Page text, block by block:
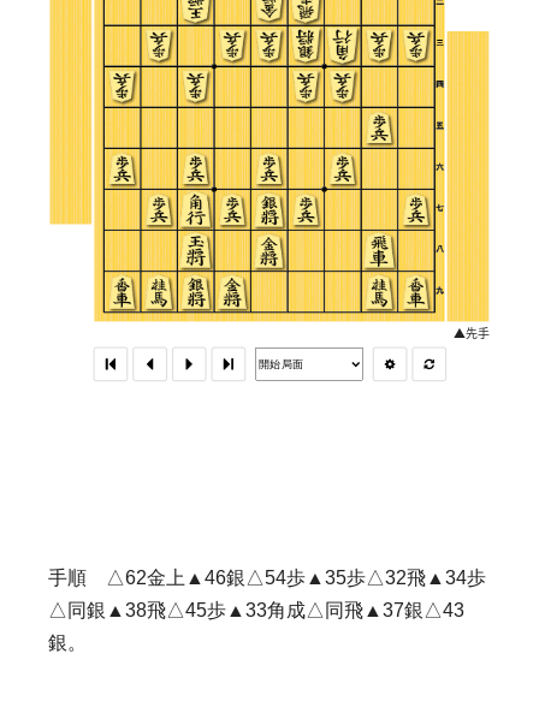
手順 △62金上▲46銀△54歩▲35歩△32飛▲34歩
△同銀▲38飛△45歩▲33角成△同飛▲37銀△43
銀。